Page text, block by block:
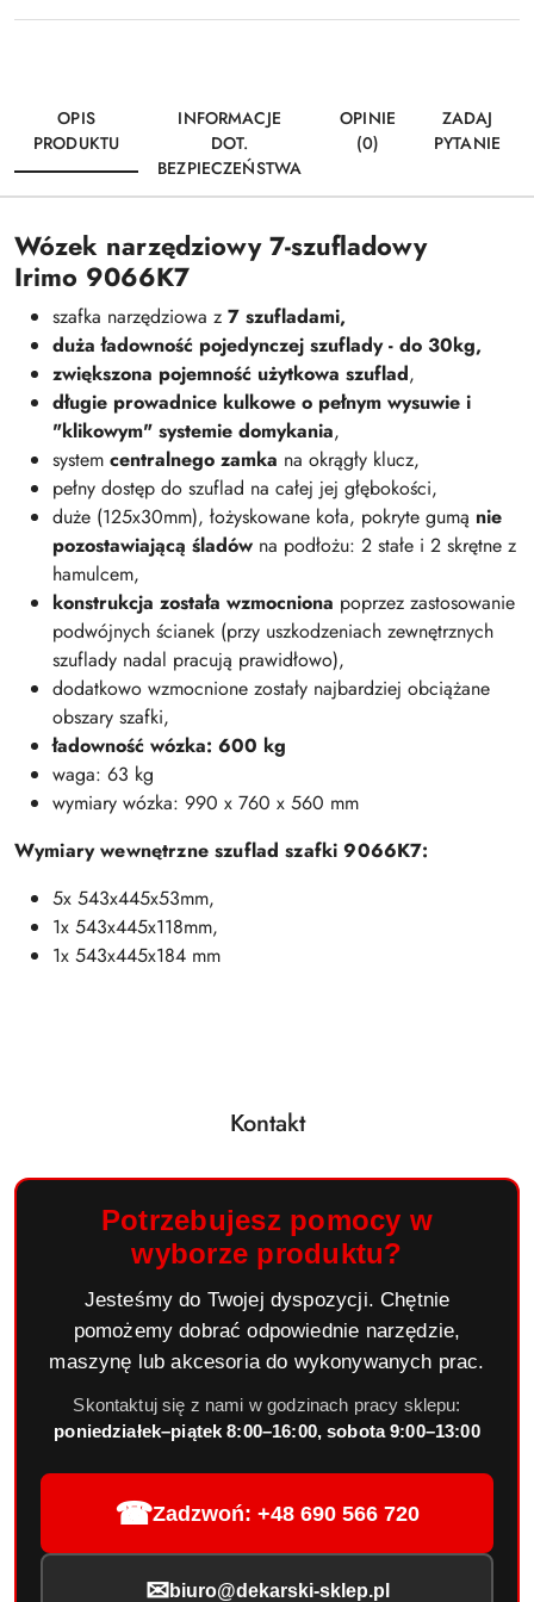
OPIS
PRODUKTU
INFORMACJE
DOT.
BEZPIECZEŃSTWA
OPINIE
(0)
ZADAJ
PYTANIE
Wózek narzędziowy 7-szufladowy
Irimo 9066K7
szafka narzędziowa z 7 szufladami,
duża ładowność pojedynczej szuflady - do 30kg,
zwiększona pojemność użytkowa szuflad,
długie prowadnice kulkowe o pełnym wysuwie i
"klikowym" systemie domykania,
system centralnego zamka na okrągły klucz,
pełny dostęp do szuflad na całej jej głębokości,
duże (125x30mm), łożyskowane koła, pokryte gumą nie
pozostawiającą śladów na podłożu: 2 stałe i 2 skrętne z
hamulcem,
konstrukcja została wzmocniona poprzez zastosowanie
podwójnych ścianek (przy uszkodzeniach zewnętrznych
szuflady nadal pracują prawidłowo),
dodatkowo wzmocnione zostały najbardziej obciążane
obszary szafki,
ładowność wózka: 600 kg
waga: 63 kg
wymiary wózka: 990 x 760 x 560 mm
Wymiary wewnętrzne szuflad szafki 9066K7:
5x 543x445x53mm,
1x 543x445x118mm,
1x 543x445x184 mm
Kontakt
Potrzebujesz pomocy w
wyborze produktu?
Jesteśmy do Twojej dyspozycji. Chętnie
pomożemy dobrać odpowiednie narzędzie,
maszynę lub akcesoria do wykonywanych prac.
Skontaktuj się z nami w godzinach pracy sklepu:
poniedziałek–piątek 8:00–16:00, sobota 9:00–13:00
☎Zadzwoń: +48 690 566 720
✉ biuro@dekarski-sklep.pl